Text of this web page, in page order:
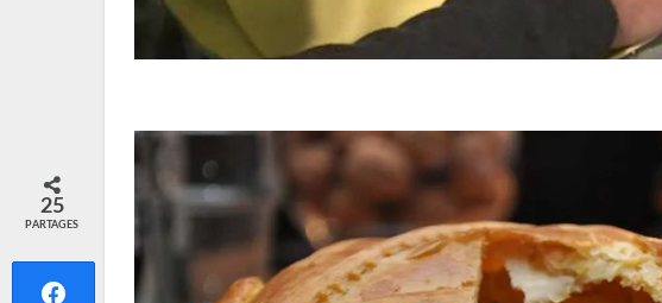
25
PARTAGES